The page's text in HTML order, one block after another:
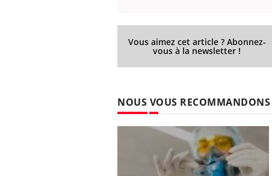
Vous aimez cet article ? Abonnez-
vous à la newsletter !
NOUS VOUS RECOMMANDONS